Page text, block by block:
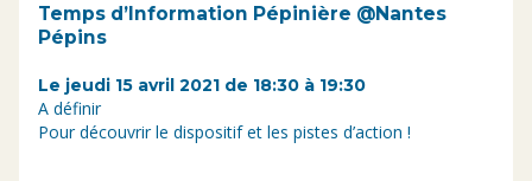
Temps d’Information Pépinière @Nantes
Pépins
Le jeudi 15 avril 2021 de 18:30 à 19:30
A définir
Pour découvrir le dispositif et les pistes d’action !